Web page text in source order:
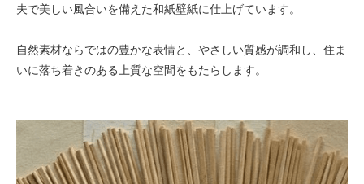
夫で美しい風合いを備えた和紙壁紙に仕上げています。
自然素材ならではの豊かな表情と、やさしい質感が調和し、住ま
いに落ち着きのある上質な空間をもたらします。